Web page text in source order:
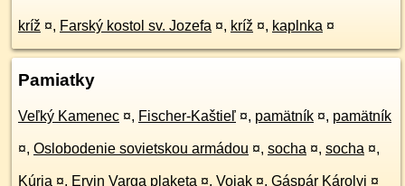
kríž ¤, Farský kostol sv. Jozefa ¤, kríž ¤, kaplnka ¤
Pamiatky
Veľký Kamenec ¤, Fischer-Kaštieľ ¤, pamätník ¤, pamätník
¤, Oslobodenie sovietskou armádou ¤, socha ¤, socha ¤,
Kúria ¤, Ervin Varga plaketa ¤, Vojak ¤, Gáspár Károlyi ¤